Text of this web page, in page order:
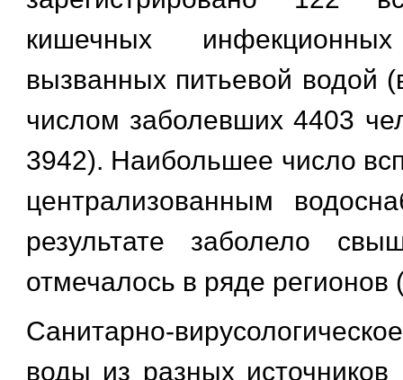
кишечных
вызванных питьевой водой
числом заболевших 4403
3942). Наибольшее число
централизованным
результате заболело
отмечалось в ряде регионов
Санитарно-
воды из разных источников